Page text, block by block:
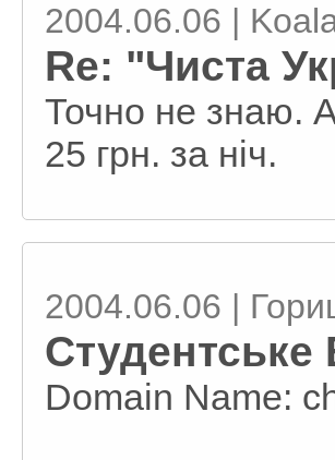
2004.06.06 |
Re: "Чиста
Точно не знаю.
25 грн. за ніч.
2004.06.06 |
Студентське
Domain Name: